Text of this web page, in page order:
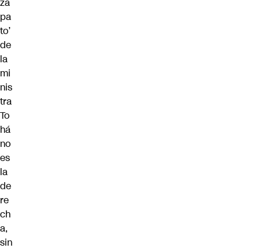
pa
to’
de
la
mi
nis
tra
To
há
no
es
la
de
re
ch
a,
sin